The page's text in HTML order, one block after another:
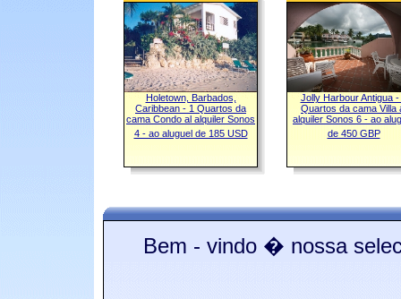
Holetown, Barbados,
Caribbean - 1 Quartos da
cama Condo al alquiler Sonos
4 - ao aluguel de 185 USD
Jolly Harbour Antigua -
Quartos da cama Villa
alquiler Sonos 6 - ao
de 450 GBP
Bem - vindo � nossa